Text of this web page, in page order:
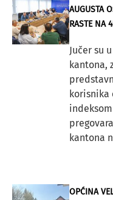
AUGUSTA
RASTE NA
Jučer su
kantona,
korisnika
kantona
OPĆINA